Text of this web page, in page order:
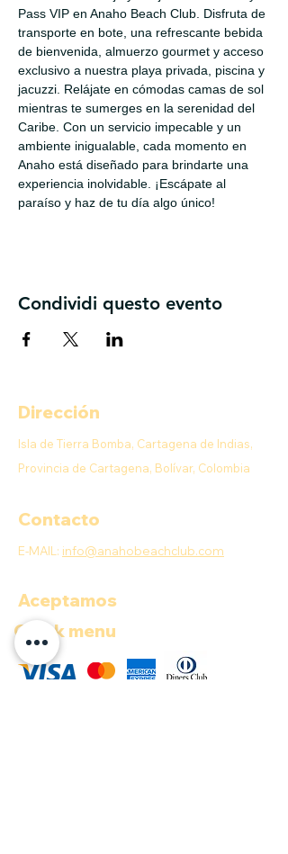
Pass VIP en Anaho Beach Club. Disfruta de
transporte en bote, una refrescante bebida
de bienvenida, almuerzo gourmet y acceso
exclusivo a nuestra playa privada, piscina y
jacuzzi. Relájate en cómodas camas de sol
mientras te sumerges en la serenidad del
Caribe. Con un servicio impecable y un
ambiente inigualable, cada momento en
Anaho está diseñado para brindarte una
experiencia inolvidable. ¡Escápate al
paraíso y haz de tu día algo único!
Condividi questo evento
Dirección
Isla de Tierra Bomba, Cartagena de Indias,
Provincia de Cartagena, Bolívar, Colombia
Contacto
E-MAIL: info@anahobeachclub.com
Aceptamos
Quick menu